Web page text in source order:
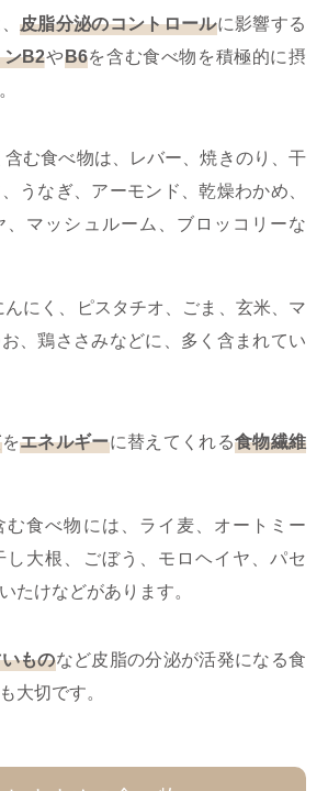
皮脂分泌のコントロールに影響する
ンB2やB6を含む食べ物を積極的に摂
含む食べ物は、レバー、焼きのり、干
うなぎ、アーモンド、乾燥わかめ、
、マッシュルーム、ブロッコリーな
んにく、ピスタチオ、ごま、玄米、マ
、鶏ささみなどに、多く含まれてい
をエネルギーに替えてくれる食物繊維
む食べ物には、ライ麦、オートミー
し大根、ごぼう、モロヘイヤ、パセ
たけなどがあります。
ものなど皮脂の分泌が活発になる食
大切です。